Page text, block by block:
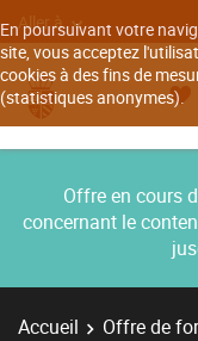
En poursuivant votre
site, vous acceptez
cookies à des fins de
(statistiques anonymes).
Aller à
Offre en cours
concernant le
Accueil Offre de